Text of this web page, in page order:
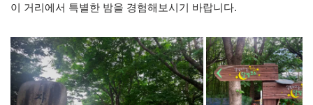
이 거리에서 특별한 밤을 경험해보시기 바랍니다.